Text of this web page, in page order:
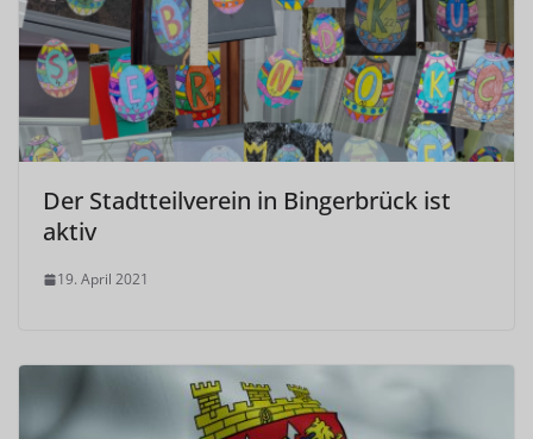
Der Stadtteilverein in Bingerbrück ist
aktiv
19. April 2021